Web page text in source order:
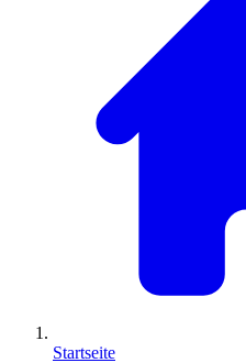
Startseite